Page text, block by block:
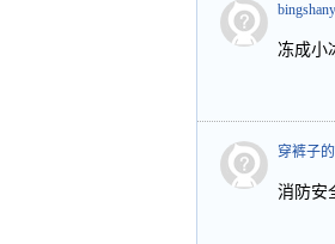
冻成小
穿裤子
消防安